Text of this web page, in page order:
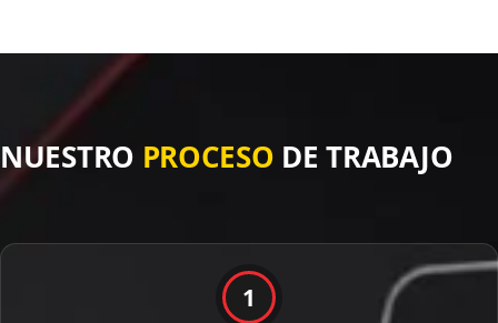
NUESTRO PROCESO DE TRABAJO
1